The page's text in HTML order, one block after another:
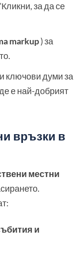
за да се
markup) за
ключови думи за
е най-добрият
връзки в
местни
и